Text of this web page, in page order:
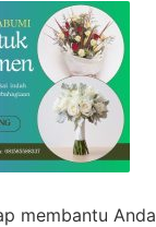
membantu